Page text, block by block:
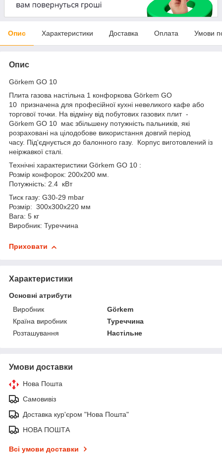
Опис Характеристики Доставка Оплата Умови
Опис
Görkem GO 10
Плита газова настільна 1 конфоркова Görkem GO
10 призначена для професійної кухні невеликого кафе або
торгової точки. На відміну від побутових газових плит -
Görkem GO 10 має збільшену потужність пальників, які
розраховані на цілодобове використання довгий період
часу. Під'єднується до балонного газу. Корпус виготовлений із
неіржавкої сталі.
Технічні характеристики Görkem GO 10 :
Розмір конфорок: 200х200 мм.
Потужність: 2.4 кВт
Тиск газу: G30-29 mbar
Розмір: 300х300х220 мм
Вага: 5 кг
Виробник: Туреччина
Приховати
Характеристики
Основні атрибути
Виробник
Görkem
Країна виробник
Туреччина
Розташування
Настільне
Умови доставки
Нова Пошта
Самовивіз
Доставка кур'єром "Нова Пошта"
НОВА ПОШТА
Всі умови доставки